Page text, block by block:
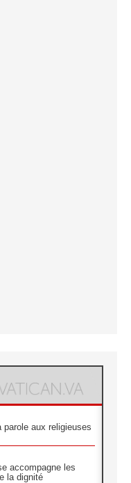
parole aux religieuses
accompagne les
la dignité